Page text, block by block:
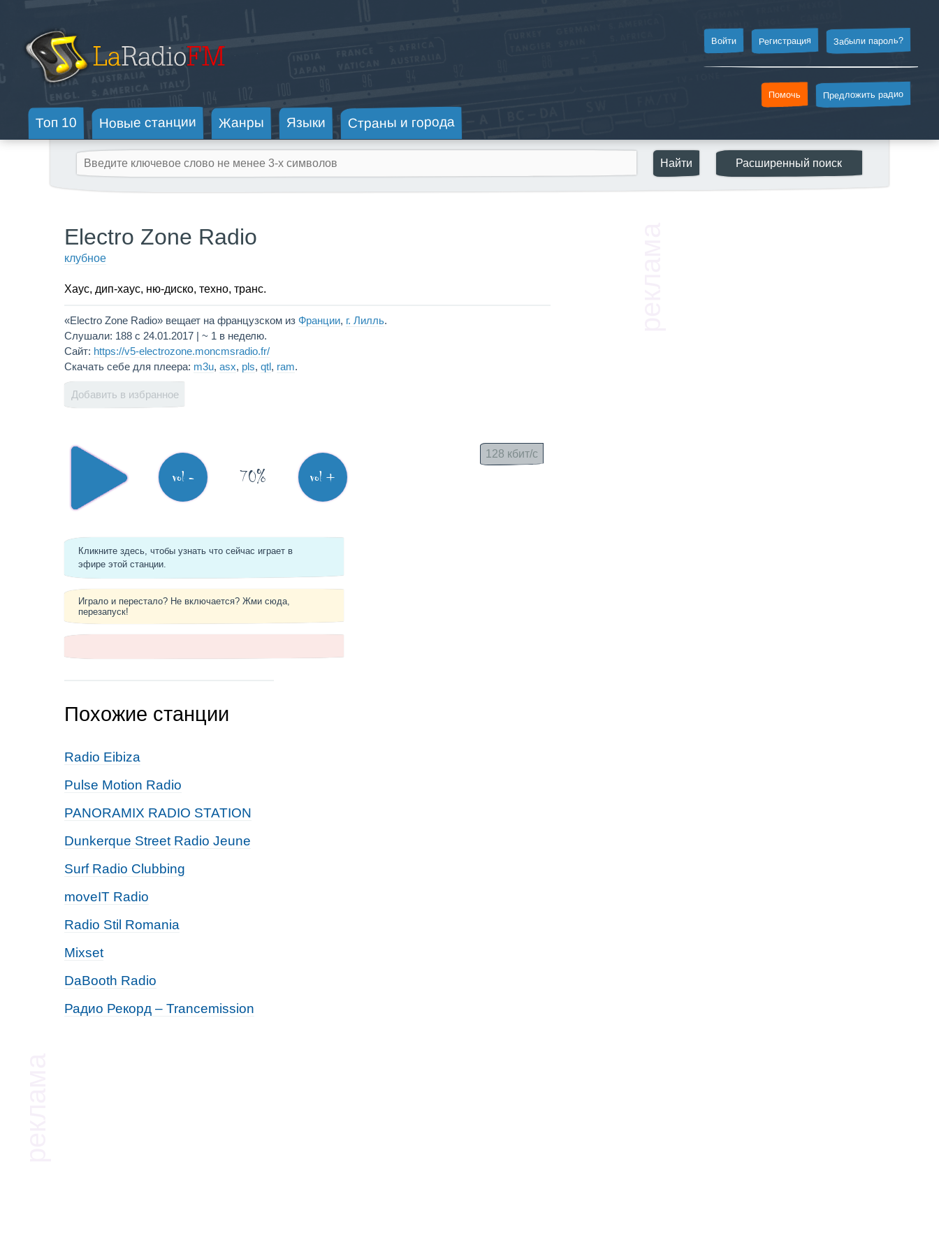
Забыли пароль?
Регистрация
Войти
Предложить радио
Помочь
Топ 10 Новые станции Жанры Языки Страны и города
Electro Zone Radio
клубное
Хаус, дип-хаус, ню-диско, техно, транс.
«Electro Zone Radio» вещает на французском из Франции, г. Лилль.
Слушали: 188 с 24.01.2017 | ~ 1 в неделю.
Сайт: https://v5-electrozone.moncmsradio.fr/
Скачать себе для плеера: m3u, asx, pls, qtl, ram.
Добавить в избранное
vol - 70% vol +
128 кбит/с
Кликните здесь, чтобы узнать что сейчас играет в
эфире этой станции.
Играло и перестало? Не включается? Жми сюда,
перезапуск!
Похожие станции
Radio Eibiza
Pulse Motion Radio
PANORAMIX RADIO STATION
Dunkerque Street Radio Jeune
Surf Radio Clubbing
moveIT Radio
Radio Stil Romania
Mixset
DaBooth Radio
Радио Рекорд – Trancemission